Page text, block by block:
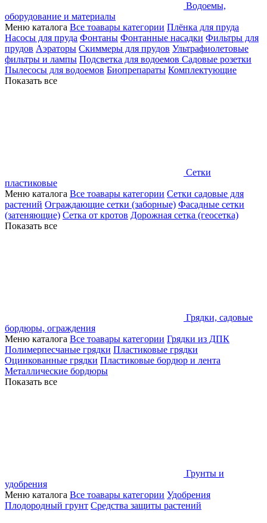
Водоемы,
оборудование и материалы
Меню каталога Все тоавары категории Плёнка для пруда
Насосы для пруда Фонтаны Фонтанные насадки Фильтры для
прудов Аэраторы Скиммеры для прудов Ультрафиолетовые
фильтры и лампы Подсветка для водоемов Садовые розетки
Пылесосы для водоемов Биопрепараты Комплектующие
Показать все
Сетки
пластиковые
Меню каталога Все тоавары категории Сетки садовые для
растений Ограждающие сетки (заборные) Фасадные сетки
(затеняющие) Сетка от кротов Дорожная сетка (геосетка)
Показать все
Грядки, садовые
бордюры, ограждения
Меню каталога Все тоавары категории Грядки из ДПК
Полимерпесчаные грядки Пластиковые грядки
Оцинкованные грядки Пластиковые бордюр и лента
Металлические бордюры
Показать все
Грунты и
удобрения
Меню каталога Все тоавары категории Удобрения
Плодородный грунт Средства защиты растений